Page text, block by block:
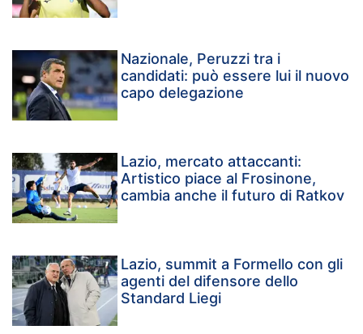
Nazionale, Peruzzi tra i
candidati: può essere lui il nuovo
capo delegazione
Lazio, mercato attaccanti:
Artistico piace al Frosinone,
cambia anche il futuro di Ratkov
Lazio, summit a Formello con gli
agenti del difensore dello
Standard Liegi